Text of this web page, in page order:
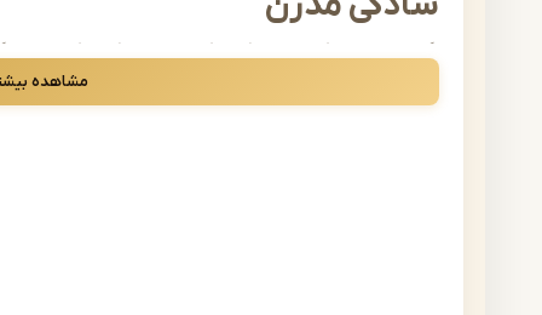
اگر به دنبال سبکی هستید که شکوه مبل‌های کلاسیک را با
همان انتخابی است که نیاز دارید. این سبک خاص از مبلمان،
شده و فضایی شیک، گرم و متعادل ایجاد می‌کند. اگر قصد
مشاهده